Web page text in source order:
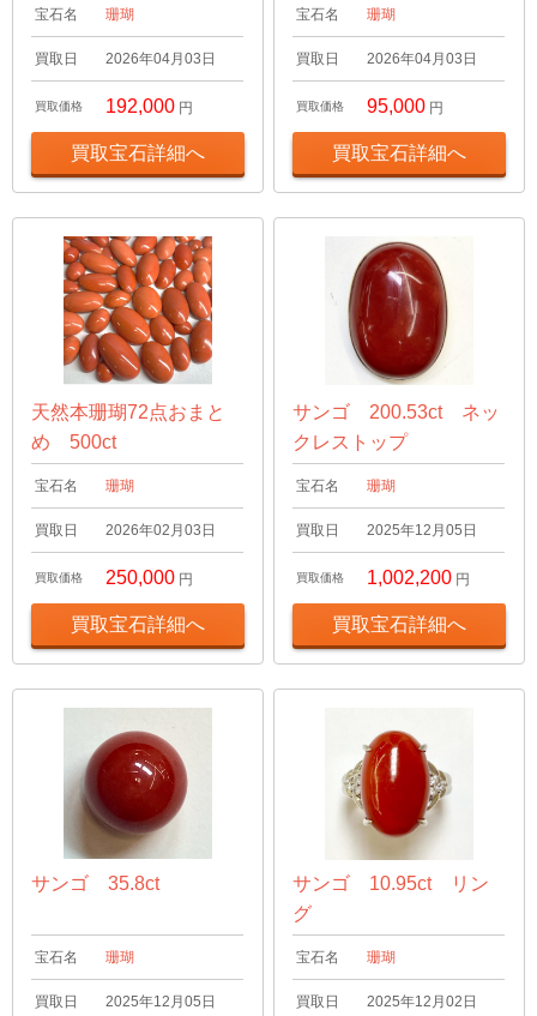
宝石名 珊瑚
買取日 2026年04月03日
買取価格 192,000 円
買取宝石詳細へ
宝石名 珊瑚
買取日 2026年04月03日
買取価格 95,000 円
買取宝石詳細へ
天然本珊瑚72点おまと
め 500ct
宝石名 珊瑚
買取日 2026年02月03日
買取価格 250,000 円
買取宝石詳細へ
サンゴ 200.53ct ネッ
クレストップ
宝石名 珊瑚
買取日 2025年12月05日
買取価格 1,002,200 円
買取宝石詳細へ
サンゴ 35.8ct
宝石名 珊瑚
買取日 2025年12月05日
サンゴ 10.95ct リン
グ
宝石名 珊瑚
買取日 2025年12月02日